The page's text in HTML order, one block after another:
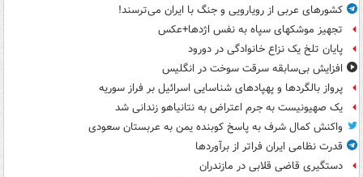
کشورهای عربی از رویارویی و جنگ با ایران می‌ترسند!
تجهیز موشکهای سپاه به نفس اژدها+عکس
پایان تلخ یک نزاع خانوادگی در دورود
افزایش بی‌سابقه سرقت سوخت در انگلیس
پرواز بالگردها و پهپادهای شناسایی اسرائیل بر فراز سوریه
یک صهیونیست به جرم اعتراض به نتانیاهو زندانی شد
واکنش کمال شرف به پاسخ کوبنده یمن به عربستان سعودی
قدرت نظامی ایران فراتر از برآوردها
دستگیری قاضی قلابی در مازندران